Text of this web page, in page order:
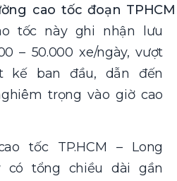
cao tốc đoạn
tốc này ghi nhận lưu
– 50.000 xe/ngày, vượt
kế ban đầu, dẫn đến
trọng vào giờ cao
tốc TP.HCM – Long
có tổng chiều dài gần